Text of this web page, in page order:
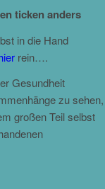
ticken anders
in die Hand
rein….
Gesundheit
zu sehen,
großen Teil selbst